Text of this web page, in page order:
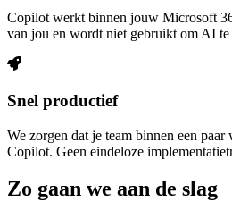
Copilot werkt binnen jouw Microsoft
van jou en wordt niet gebruikt om AI te
Snel productief
We zorgen dat je team binnen een
Copilot. Geen eindeloze
Zo gaan we aan de slag